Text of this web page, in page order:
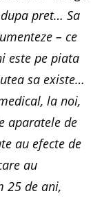
pret… Sa
– ce
este pe piata
sa existe…
la noi,
aparatele de
au efecte de
au
25 de ani,